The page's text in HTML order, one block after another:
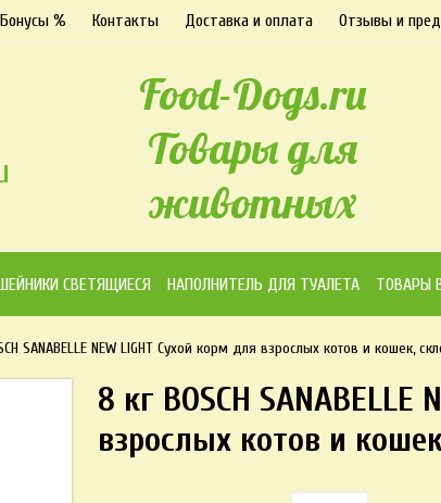
% Контакты Доставка и оплата Отзывы и
Food-Dogs.ru
Товары для
животных
СВЕТЯЩИЕСЯ НАПОЛНИТЕЛЬ ДЛЯ ТУАЛЕТА ТОВАРЫ
SANABELLE NEW LIGHT Сухой корм для взрослых котов и кошек,
8 кг BOSCH
взрослых котов и